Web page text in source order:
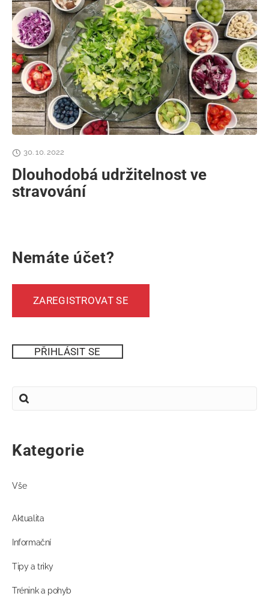
30. 10. 2022
Dlouhodobá udržitelnost ve
stravování
Nemáte účet?
ZAREGISTROVAT SE
PŘIHLÁSIT SE
Kategorie
Vše
Aktualita
Informační
Tipy a triky
Trénink a pohyb